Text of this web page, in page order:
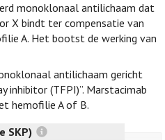
monoklonaal antilichaam dat
X bindt ter compensatie van
A. Het bootst de werking van
antilichaam gericht
inhibitor (TFPI)”. Marstacimab
hemofilie A of B.
SKP)